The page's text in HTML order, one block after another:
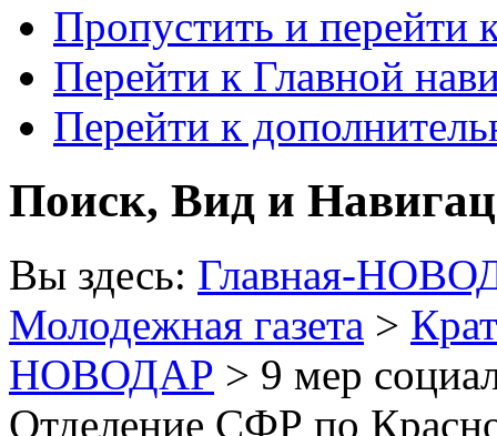
Пропустить и перейти
Перейти к Главной
Перейти к
Поиск, Вид и
Вы здесь: Главная-
Молодежная газета >
НОВОДАР > 9 мер
Отделение СФР по